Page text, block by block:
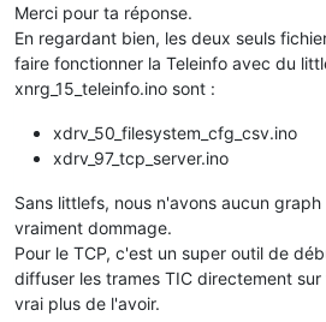
Merci pour ta réponse.
En regardant bien, les deux seuls
faire fonctionner la Teleinfo avec du
xnrg_15_teleinfo.ino sont :
xdrv_50_filesystem_cfg_csv.ino
xdrv_97_tcp_server.ino
Sans littlefs, nous n'avons aucun
vraiment dommage.
Pour le TCP, c'est un super outil de
diffuser les trames TIC directement
vrai plus de l'avoir.